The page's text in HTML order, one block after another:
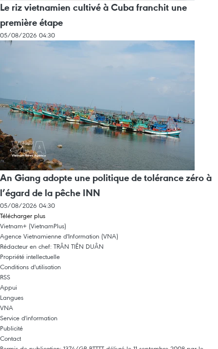
Le riz vietnamien cultivé à Cuba franchit une
première étape
05/08/2026 04:30
An Giang adopte une politique de tolérance zéro à
l’égard de la pêche INN
05/08/2026 04:30
Télécharger plus
Vietnam+ (VietnamPlus)
Agence Vietnamienne d'Information (VNA)
Rédacteur en chef: TRÂN TIÊN DUÂN
Propriété intellectuelle
Conditions d'utilisation
RSS
Appui
Langues
VNA
Service d'information
Publicité
Contact